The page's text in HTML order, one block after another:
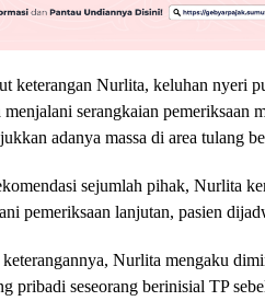
keterangan Nurlita, keluhan nyeri
serangkaian
adanya massa di area tulang
sejumlah pihak, Nurlita
pemeriksaan lanjutan, pasien
Nurlita mengaku
pribadi seseorang berinisial TP